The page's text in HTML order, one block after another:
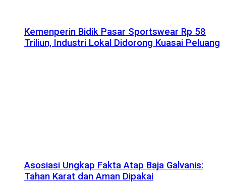
Kemenperin Bidik Pasar Sportswear Rp 58
Triliun, Industri Lokal Didorong Kuasai Peluang
Asosiasi Ungkap Fakta Atap Baja Galvanis:
Tahan Karat dan Aman Dipakai